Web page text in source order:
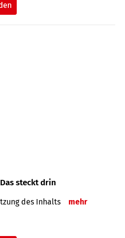
steckt drin
des Inhalts mehr